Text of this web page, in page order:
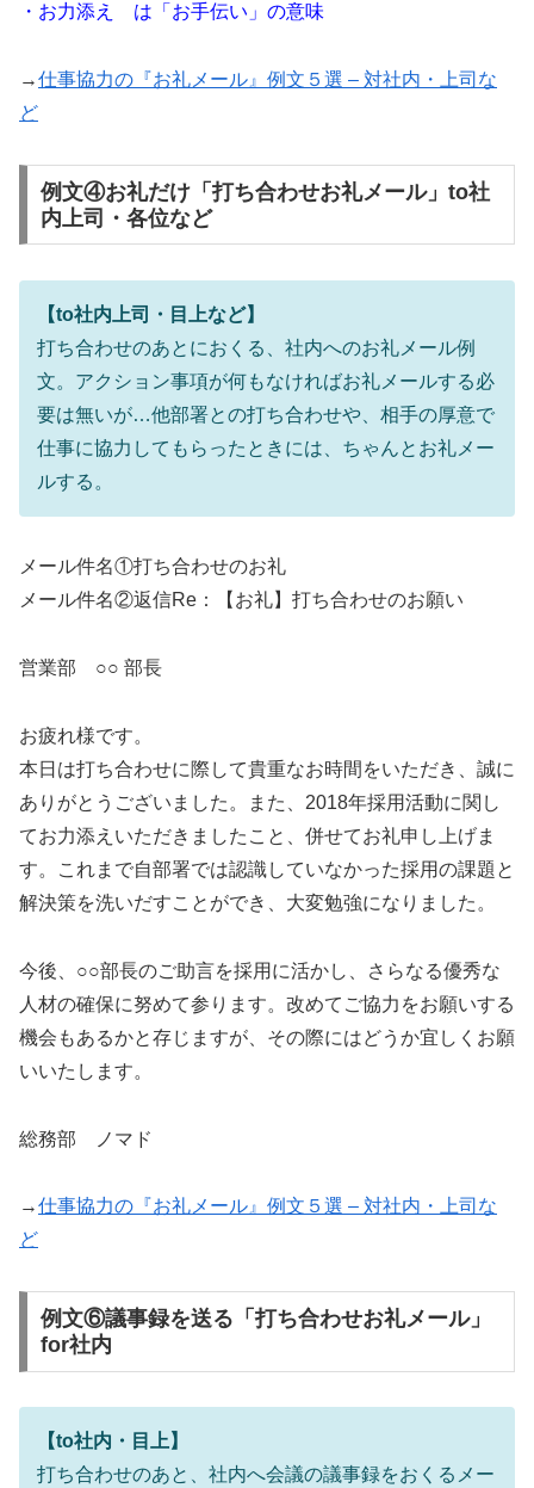
・お力添え は「お手伝い」の意味
→仕事協力の『お礼メール』例文５選 – 対社内・上司な
ど
例文④お礼だけ「打ち合わせお礼メール」to社
内上司・各位など
【to社内上司・目上など】
打ち合わせのあとにおくる、社内へのお礼メール例
文。アクション事項が何もなければお礼メールする必
要は無いが…他部署との打ち合わせや、相手の厚意で
仕事に協力してもらったときには、ちゃんとお礼メー
ルする。
メール件名①打ち合わせのお礼
メール件名②返信Re：【お礼】打ち合わせのお願い
営業部 ○○ 部長
お疲れ様です。
本日は打ち合わせに際して貴重なお時間をいただき、誠に
ありがとうございました。また、2018年採用活動に関し
てお力添えいただきましたこと、併せてお礼申し上げま
す。これまで自部署では認識していなかった採用の課題と
解決策を洗いだすことができ、大変勉強になりました。
今後、○○部長のご助言を採用に活かし、さらなる優秀な
人材の確保に努めて参ります。改めてご協力をお願いする
機会もあるかと存じますが、その際にはどうか宜しくお願
いいたします。
総務部 ノマド
→仕事協力の『お礼メール』例文５選 – 対社内・上司な
ど
例文⑥議事録を送る「打ち合わせお礼メール」
for社内
【to社内・目上】
打ち合わせのあと、社内へ会議の議事録をおくるメー